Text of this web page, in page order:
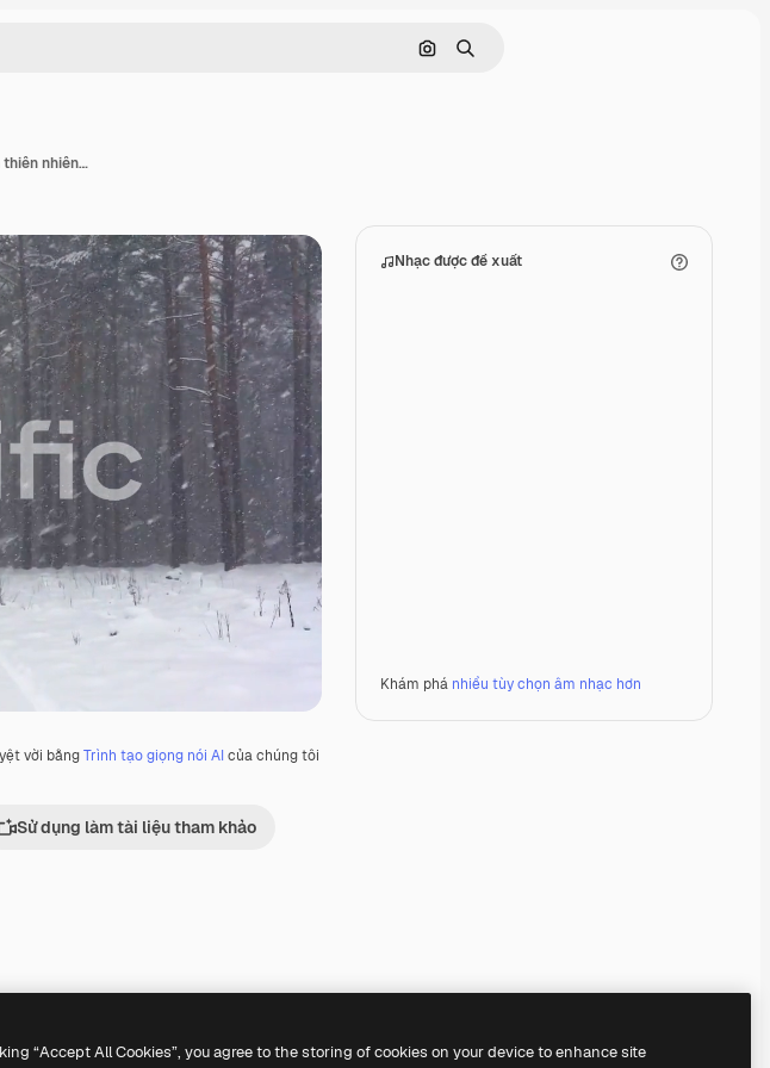
Tìm kiếm bằng hình ảnh
Tìm kiếm
vời bằngTrình tạo giọng nói AIcủa chúng tôi
Sử dụng làm tài liệu tham khảo
Nhạc được đề xuất
Khám phá nhiều tùy chọn âm nhạc hơn
Bão tuyết lớn với những bông tuyết rơi trong rừng thông, cảnh quan thiên nhiên mùa đông.
“Accept All Cookies”, you agree to the storing of cookies on your device to enhance site